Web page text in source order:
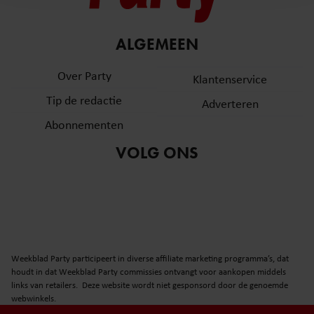
en om ons websiteverkeer te analyseren. Ook delen we
informatie over uw gebruik van onze site met onze
partners voor social media, adverteren en analyse. Deze
informatie die u aan ze heeft verstrekt of die ze hebben
gaat akkoord met onze cookies als u onze website blijft
gebruiken.
ALGEMEEN
Over Party
Tip de redactie
Abonnementen
Klantenservice
Adverteren
VOLG ONS
Weekblad Party participeert in diverse affiliate marketing programma’s, dat
houdt in dat Weekblad Party commissies ontvangt voor aankopen middels
links van retailers. Deze website wordt niet gesponsord door de genoemde
webwinkels.